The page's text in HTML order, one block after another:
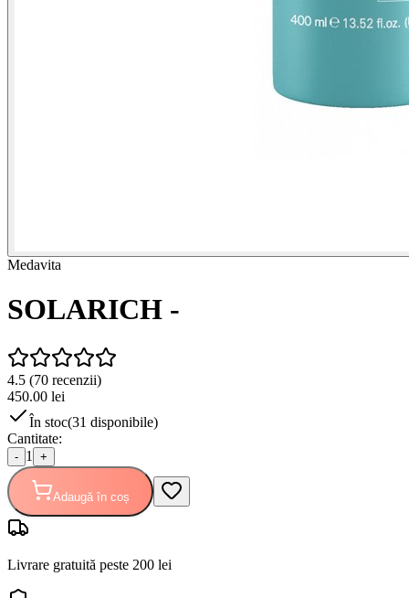
Medavita
SOLARICH -
4.5 (70 recenzii)
450.00 lei
În stoc(31 disponibile)
Cantitate:
- 1 +
Adaugă în coș
Livrare gratuită peste 200 lei